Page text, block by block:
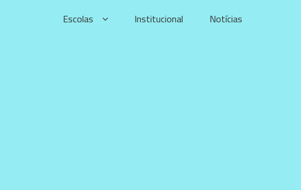
Escolas Institucional Notícias